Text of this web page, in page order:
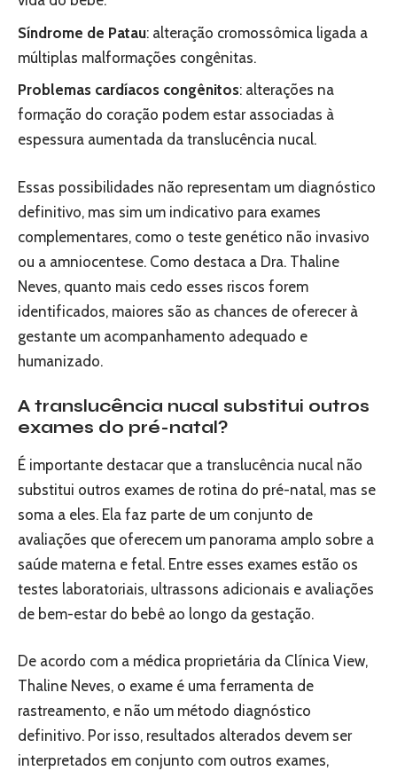
Síndrome de Patau: alteração cromossômica ligada a
múltiplas malformações congênitas.
Problemas cardíacos congênitos: alterações na
formação do coração podem estar associadas à
espessura aumentada da translucência nucal.
Essas possibilidades não representam um diagnóstico
definitivo, mas sim um indicativo para exames
complementares, como o teste genético não invasivo
ou a amniocentese. Como destaca a Dra. Thaline
Neves, quanto mais cedo esses riscos forem
identificados, maiores são as chances de oferecer à
gestante um acompanhamento adequado e
humanizado.
A translucência nucal substitui outros
exames do pré-natal?
É importante destacar que a translucência nucal não
substitui outros exames de rotina do pré-natal, mas se
soma a eles. Ela faz parte de um conjunto de
avaliações que oferecem um panorama amplo sobre a
saúde materna e fetal. Entre esses exames estão os
testes laboratoriais, ultrassons adicionais e avaliações
de bem-estar do bebê ao longo da gestação.
De acordo com a médica proprietária da Clínica View,
Thaline Neves, o exame é uma ferramenta de
rastreamento, e não um método diagnóstico
definitivo. Por isso, resultados alterados devem ser
interpretados em conjunto com outros exames,